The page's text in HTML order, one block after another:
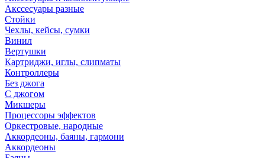
Акссесуары разные
Стойки
Чехлы, кейсы, сумки
Винил
Вертушки
Картриджи, иглы, слипматы
Контроллеры
Без джога
С джогом
Микшеры
Процессоры эффектов
Оркестровые, народные
Аккордеоны, баяны, гармони
Аккордеоны